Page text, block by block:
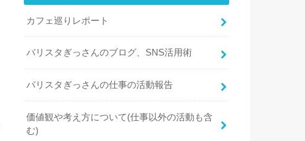
カフェ巡りレポート
バリスタぎっさんのブログ、SNS活用術
バリスタぎっさんの仕事の活動報告
価値観や考え方について(仕事以外の活動も含
む)